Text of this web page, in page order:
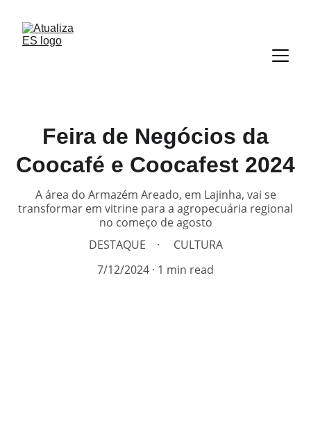
Feira de Negócios da
Coocafé e Coocafest 2024
A área do Armazém Areado, em Lajinha, vai se
transformar em vitrine para a agropecuária regional
no começo de agosto
DESTAQUE
CULTURA
7/12/2024 1 min read